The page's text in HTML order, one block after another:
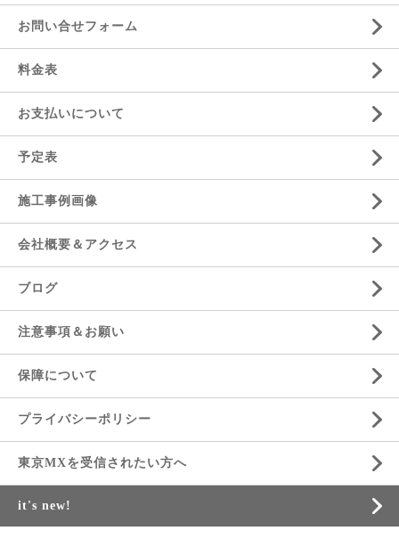
お問い合せフォーム
料金表
お支払いについて
予定表
施工事例画像
会社概要＆アクセス
ブログ
注意事項＆お願い
保障について
プライバシーポリシー
東京MXを受信されたい方へ
it's new!